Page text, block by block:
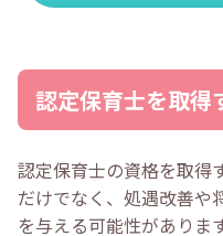
認定保育士を取得
認定保育士の資格を取得
だけでなく、処遇改善や
を与える可能性がありま